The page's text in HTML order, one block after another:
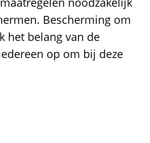
Bescherming om
het belang van de
op om bij deze